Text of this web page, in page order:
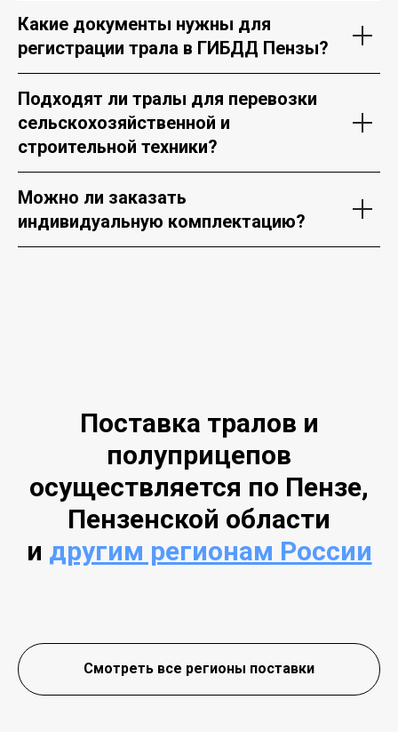
Какие документы нужны для
регистрации трала в ГИБДД Пензы?
Подходят ли тралы для перевозки
сельскохозяйственной и
строительной техники?
Можно ли заказать
индивидуальную комплектацию?
Поставка тралов и
полуприцепов
осуществляется по Пензе,
Пензенской области
и другим регионам России
Смотреть все регионы поставки